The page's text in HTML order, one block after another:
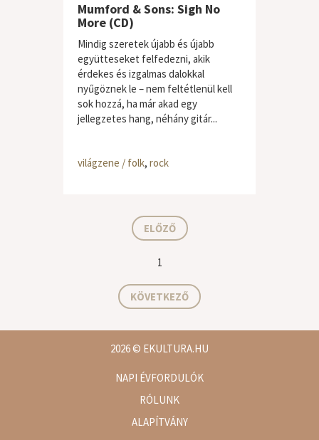
Mumford & Sons: Sigh No
More (CD)
Mindig szeretek újabb és újabb
együtteseket felfedezni, akik
érdekes és izgalmas dalokkal
nyűgöznek le – nem feltétlenül kell
sok hozzá, ha már akad egy
jellegzetes hang, néhány gitár...
világzene / folk, rock
ELŐZŐ
1
KÖVETKEZŐ
2026© EKULTURA.HU
NAPI ÉVFORDULÓK
RÓLUNK
ALAPÍTVÁNY